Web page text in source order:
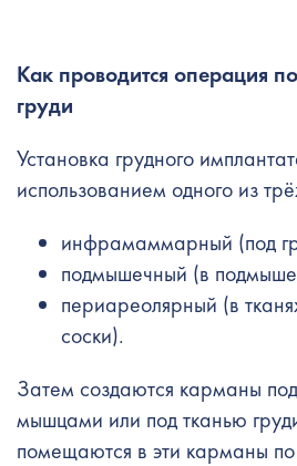
Как проводится операция
груди
Установка грудного
использованием одного из
инфрамаммарный (под
подмышечный (в
периареолярный (в
соски).
Затем создаются карманы
мышцами или под тканью
помещаются в эти карманы